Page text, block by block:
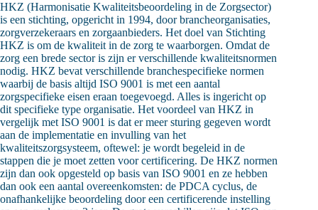
HKZ (Harmonisatie Kwaliteitsbeoordeling in de Zorgsector)
is een stichting, opgericht in 1994, door brancheorganisaties,
zorgverzekeraars en zorgaanbieders. Het doel van Stichting
HKZ is om de kwaliteit in de zorg te waarborgen. Omdat de
zorg een brede sector is zijn er verschillende kwaliteitsnormen
nodig. HKZ bevat verschillende branchespecifieke normen
waarbij de basis altijd ISO 9001 is met een aantal
zorgspecifieke eisen eraan toegevoegd. Alles is ingericht op
dit specifieke type organisatie. Het voordeel van HKZ in
vergelijk met ISO 9001 is dat er meer sturing gegeven wordt
aan de implementatie en invulling van het
kwaliteitszorgsysteem, oftewel: je wordt begeleid in de
stappen die je moet zetten voor certificering. De HKZ normen
zijn dan ook opgesteld op basis van ISO 9001 en ze hebben
dan ook een aantal overeenkomsten: de PDCA cyclus, de
onafhankelijke beoordeling door een certificerende instelling